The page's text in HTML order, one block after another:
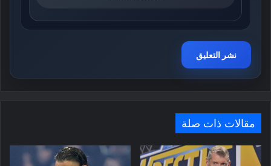
مقالات ذات صلة